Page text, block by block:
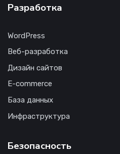
Разработка
WordPress
Веб-разработка
Дизайн сайтов
E-commerce
База данных
Инфраструктура
Безопасность